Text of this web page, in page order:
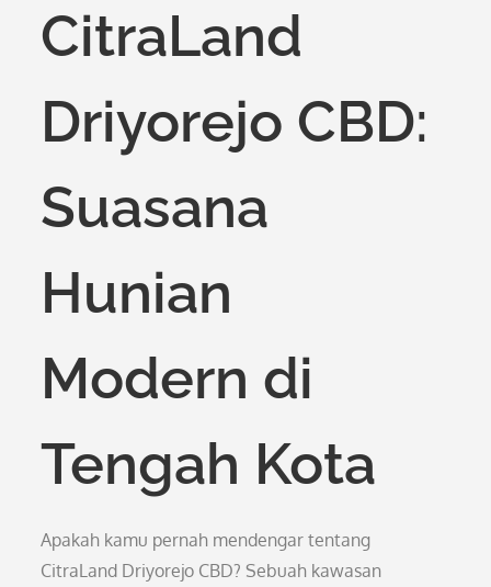
CitraLand
Driyorejo CBD:
Suasana
Hunian
Modern di
Tengah Kota
Apakah kamu pernah mendengar tentang
CitraLand Driyorejo CBD? Sebuah kawasan